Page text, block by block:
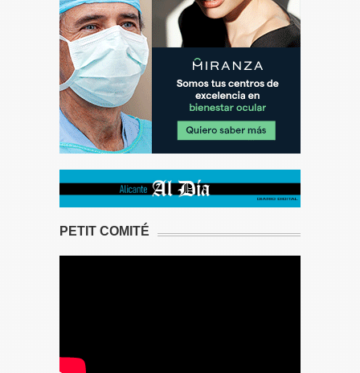
PETIT COMITÉ